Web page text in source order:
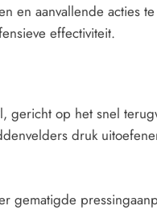
en aanvallende acties
effectiviteit.
gericht op het snel
druk
gematigde